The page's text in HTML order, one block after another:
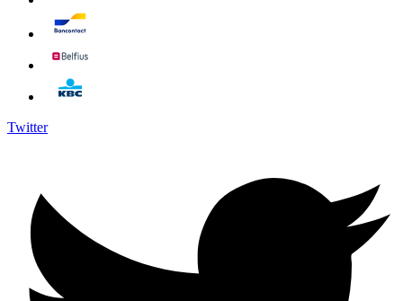
Twitter